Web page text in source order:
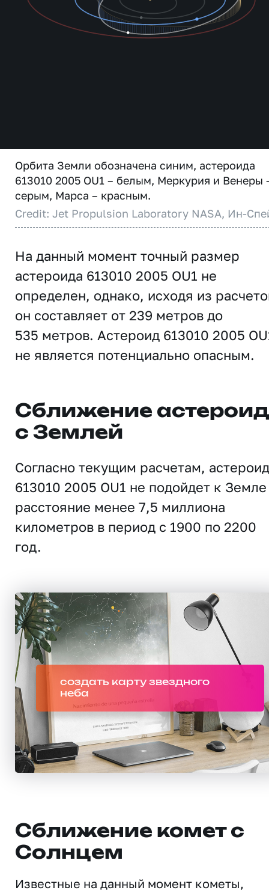
Орбита Земли обозначена синим, астероида
613010 2005 OU1 – белым, Меркурия и Венеры
серым, Марса – красным.
Credit: Jet Propulsion Laboratory NASA, Ин-
На данный момент точный размер
астероида 613010 2005 OU1 не
определен, однако, исходя из
он составляет от 239 метров до
535 метров. Астероид 613010 2005
не является потенциально опасным.
Сближение
с Землей
Согласно текущим расчетам, астероид
613010 2005 OU1 не подойдет к
расстояние менее 7,5 миллиона
километров в период с 1900 по 2200
год.
создать карту звездного
неба
Сближение комет с
Солнцем
Известные на данный момент кометы,